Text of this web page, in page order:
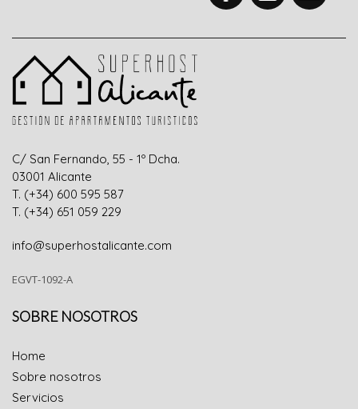
C/ San Fernando, 55 - 1º Dcha.
03001 Alicante
T. (+34) 600 595 587
T. (+34) 651 059 229
info@superhostalicante.com
EGVT-1092-A
SOBRE NOSOTROS
Home
Sobre nosotros
Servicios